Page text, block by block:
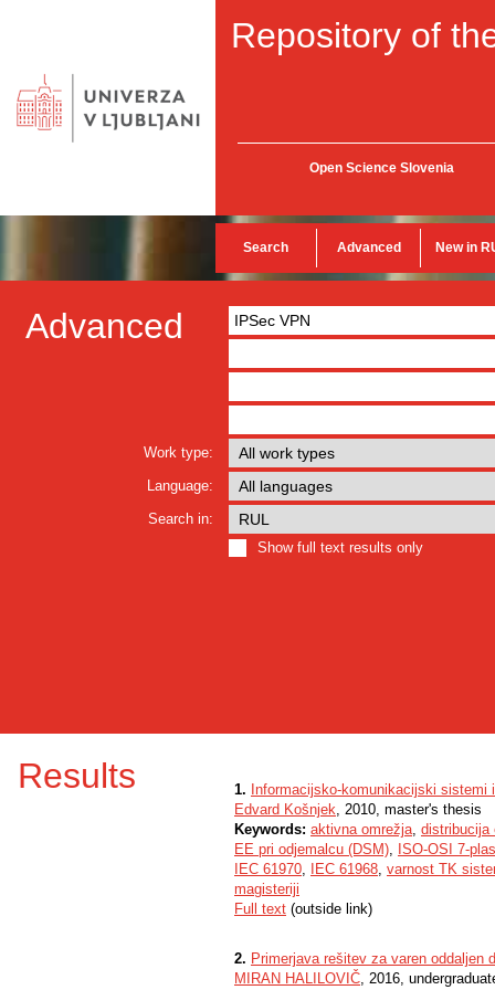
Repository of
Open Science Slovenia
Search Advanced New in
Advanced
Work type:
Language:
Search in:
Show full text results only
Results 1. Informacijsko-komunikacijski
Edvard Košnjek, 2010, master's thesis
Keywords: aktivna omrežja, distribucija
EE pri odjemalcu (DSM), ISO-OSI 7-
IEC 61970, IEC 61968, varnost TK
magisteriji
Full text (outside link)
2. Primerjava rešitev za varen oddaljen
MIRAN HALILOVIČ, 2016,